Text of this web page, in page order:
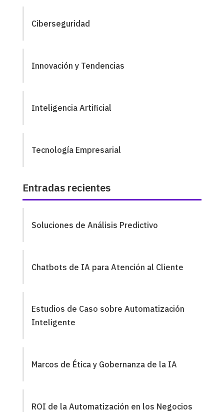
Ciberseguridad
Innovación y Tendencias
Inteligencia Artificial
Tecnología Empresarial
Entradas recientes
Soluciones de Análisis Predictivo
Chatbots de IA para Atención al Cliente
Estudios de Caso sobre Automatización
Inteligente
Marcos de Ética y Gobernanza de la IA
ROI de la Automatización en los Negocios